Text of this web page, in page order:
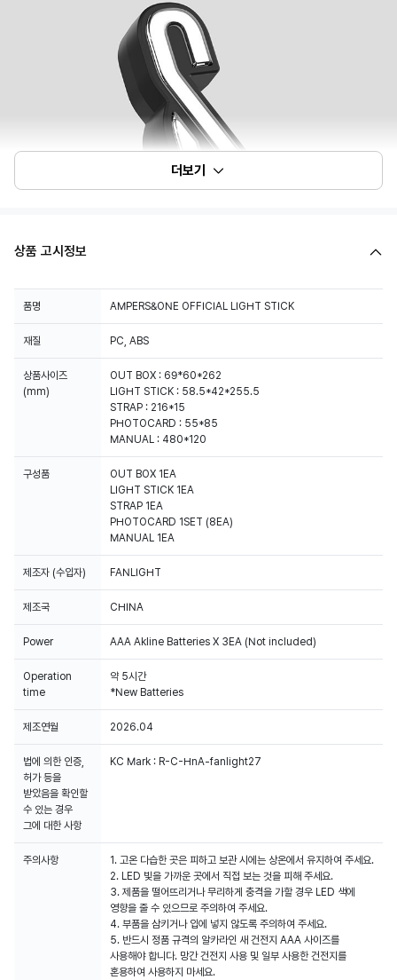
더보기
상품 고시정보
품명 AMPERS&ONE OFFICIAL LIGHT STICK
재질 PC, ABS
상품사이즈
(mm)
OUT BOX : 69*60*262
LIGHT STICK : 58.5*42*255.5
STRAP : 216*15
PHOTOCARD : 55*85
MANUAL : 480*120
구성품
OUT BOX 1EA
LIGHT STICK 1EA
STRAP 1EA
PHOTOCARD 1SET (8EA)
MANUAL 1EA
제조자 (수입자) FANLIGHT
제조국 CHINA
Power AAA Akline Batteries X 3EA (Not included)
Operation
time
약 5시간
*New Batteries
제조연월 2026.04
법에 의한 인증,
허가 등을
받았음을 확인할
수 있는 경우
그에 대한 사항
KC Mark : R-C-HnA-fanlight27
주의사항
1. 고온 다습한 곳은 피하고 보관 시에는 상온에서 유지하여 주세요.
2. LED 빛을 가까운 곳에서 직접 보는 것을 피해 주세요.
3. 제품을 떨어뜨리거나 무리하게 충격을 가할 경우 LED 색에
영향을 줄 수 있으므로 주의하여 주세요.
4. 부품을 삼키거나 입에 넣지 않도록 주의하여 주세요.
5. 반드시 정품 규격의 알카라인 새 건전지 AAA 사이즈를
사용해야 합니다. 망간 건전지 사용 및 일부 사용한 건전지를
혼용하여 사용하지 마세요.